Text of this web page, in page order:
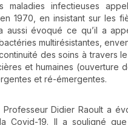
infectieuses
1970, en insistant sur les
évoqué ce qu’il a
multirésistantes,
des soins à travers
et humaines (ouverture
et ré-émergentes.
Didier Raoult a
19. Il a souligné